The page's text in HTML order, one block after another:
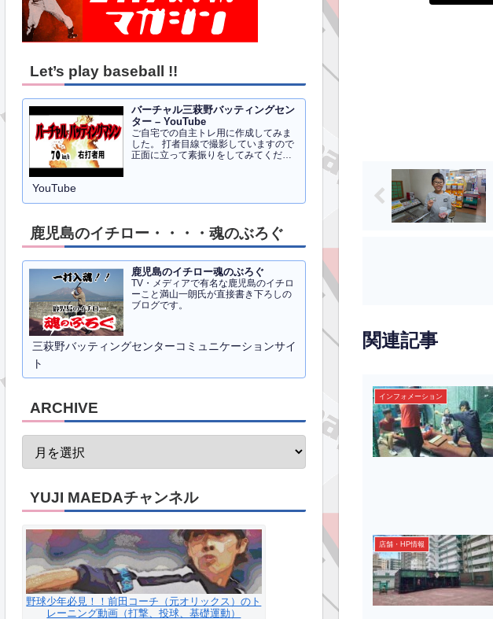
関連記事
インフォメーション
店舗・HP情報
Let’s play baseball !!
バーチャル三萩野バッティングセン
ター – YouTube
ご自宅での自主トレ用に作成してみま
した。 打者目線で撮影していますので
正面に立って素振りをしてみてくださ
YouTube
鹿児島のイチロー・・・・魂のぶろぐ
鹿児島のイチロー魂のぶろぐ
TV・メディアで有名な鹿児島のイチロ
ーこと満山一朗氏が直接書き下ろしの
ブログです。
三萩野バッティングセンターコミュニケーションサイ
ト
ARCHIVE
YUJI MAEDAチャンネル
野球少年必見！！前田コーチ（元オリックス）のト
レーニング動画（打撃、投球、基礎運動）